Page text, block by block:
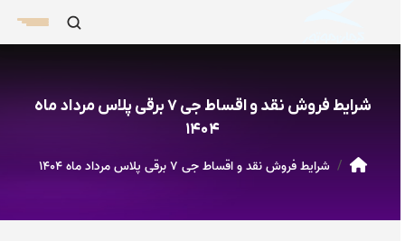
شرایط فروش نقد و اقساط جی ۷ برقی پلاس مرداد ماه
۱۴۰۴
شرایط فروش نقد و اقساط جی ۷ برقی پلاس مرداد ماه ۱۴۰۴